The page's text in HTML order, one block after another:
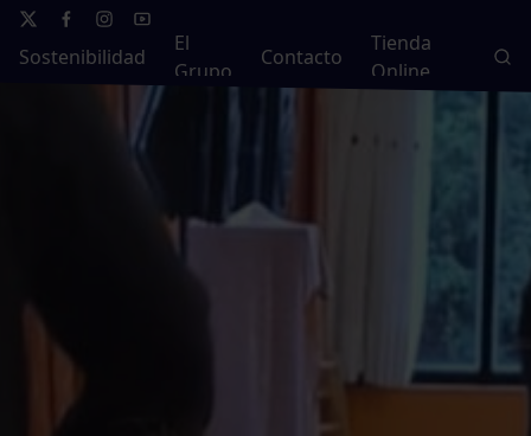
Sostenibilidad
El
Grupo
Contacto
Tienda
Online